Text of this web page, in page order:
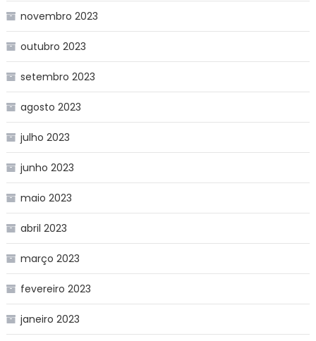
novembro 2023
outubro 2023
setembro 2023
agosto 2023
julho 2023
junho 2023
maio 2023
abril 2023
março 2023
fevereiro 2023
janeiro 2023